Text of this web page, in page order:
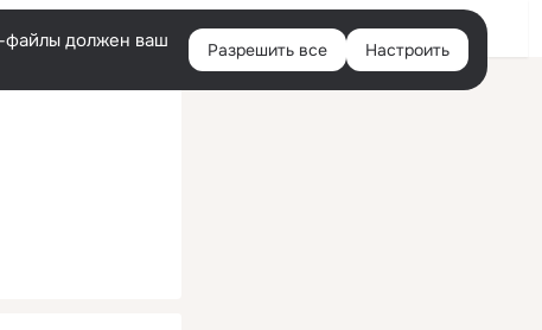
Войти
файлы должен ваш
Разрешить все Настроить